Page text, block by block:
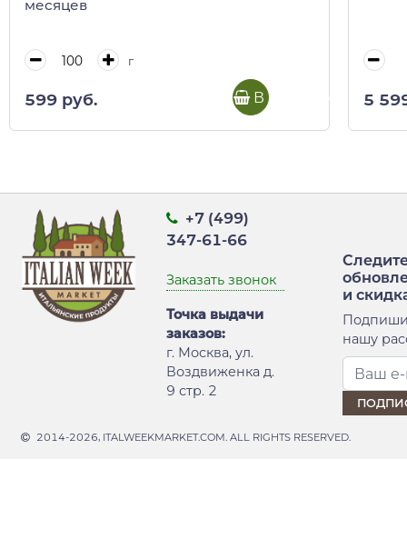
месяцев
г
599 руб. В корзину 5
+7 (499)
347-61-66
Заказать звонок
Точка выдачи
заказов:
г. Москва, ул.
Воздвиженка д.
9 стр. 2
и
нашу
2014-2026, ITALWEEKMARKET.COM. ALL RIGHTS RESERVED.